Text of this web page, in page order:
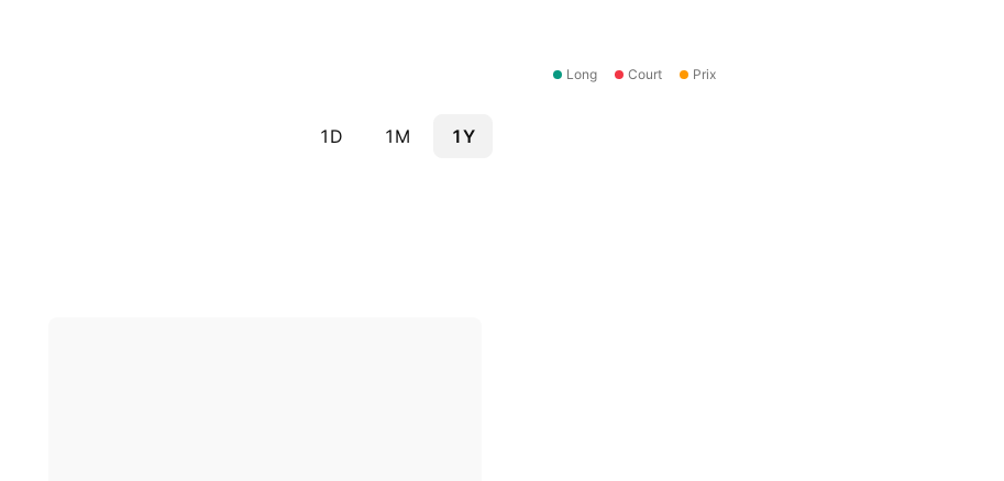
Long Court Prix
1D 1M 1Y